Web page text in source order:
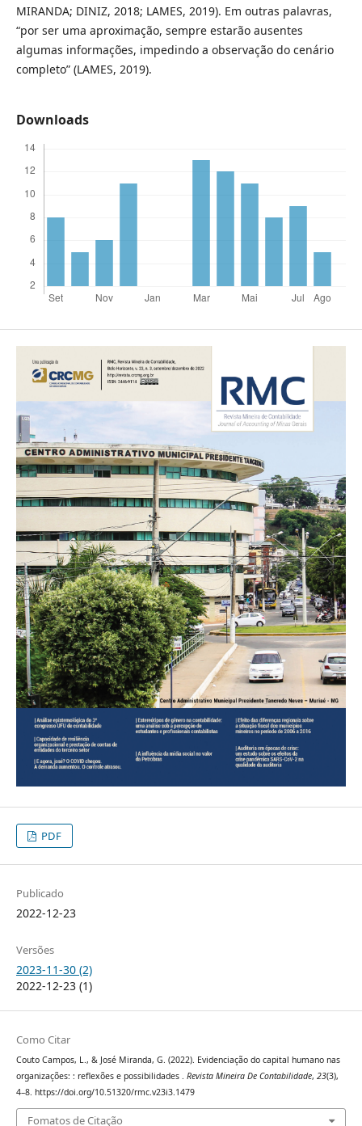
MIRANDA; DINIZ, 2018; LAMES, 2019). Em outras palavras,
“por ser uma aproximação, sempre estarão ausentes
algumas informações, impedindo a observação do cenário
completo” (LAMES, 2019).
Downloads
PDF
Publicado
2022-12-23
Versões
2023-11-30 (2)
2022-12-23 (1)
Como Citar
Couto Campos, L., & José Miranda, G. (2022). Evidenciação do capital humano nas
organizações: : reflexões e possibilidades . Revista Mineira De Contabilidade, 23(3),
4–8. https://doi.org/10.51320/rmc.v23i3.1479
Fomatos de Citação